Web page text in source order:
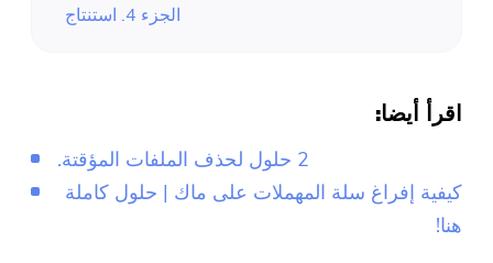
الجزء 4. استنتاج
اقرأ أيضا:
2 حلول لحذف الملفات المؤقتة.
كيفية إفراغ سلة المهملات على ماك | حلول كاملة
هنا!